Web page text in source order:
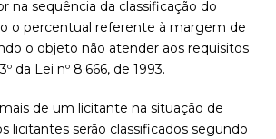
na sequência da classificação do
o percentual referente à margem de
o objeto não atender aos requisitos
da Lei nº 8.666, de 1993.
mais de um licitante na situação de
licitantes serão classificados segundo